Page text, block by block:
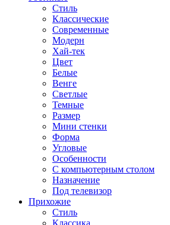
Стиль
Классические
Современные
Модерн
Хай-тек
Цвет
Белые
Венге
Светлые
Темные
Размер
Мини стенки
Форма
Угловые
Особенности
С компьютерным столом
Назначение
Под телевизор
Прихожие
Стиль
Классика